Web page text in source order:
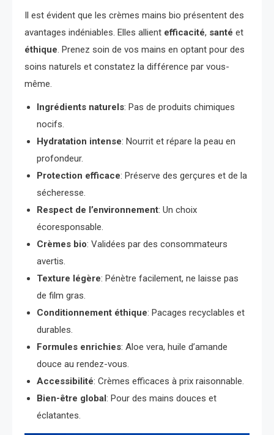
Il est évident que les crèmes mains bio présentent des
avantages indéniables. Elles allient efficacité, santé et
éthique . Prenez soin de vos mains en optant pour des
soins naturels et constatez la différence par vous-
même.
Ingrédients naturels: Pas de produits chimiques
nocifs.
Hydratation intense: Nourrit et répare la peau en
profondeur.
Protection efficace: Préserve des gerçures et de la
sécheresse.
Respect de l’environnement: Un choix
écoresponsable.
Crèmes bio: Validées par des consommateurs
avertis.
Texture légère: Pénètre facilement, ne laisse pas
de film gras.
Conditionnement éthique: Pacages recyclables et
durables.
Formules enrichies: Aloe vera, huile d’amande
douce au rendez-vous.
Accessibilité: Crèmes efficaces à prix raisonnable.
Bien-être global: Pour des mains douces et
éclatantes.